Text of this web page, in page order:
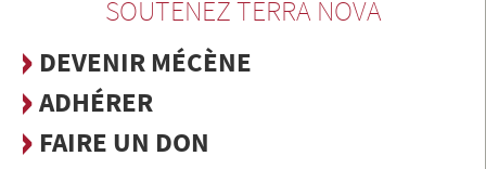
SOUTENEZ TERRA NOVA
DEVENIR MÉCÈNE
ADHÉRER
FAIRE UN DON